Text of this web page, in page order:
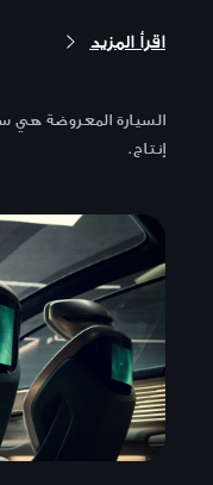
اقرأ المزيد
السيارة المعروضة هي
إنتاج.